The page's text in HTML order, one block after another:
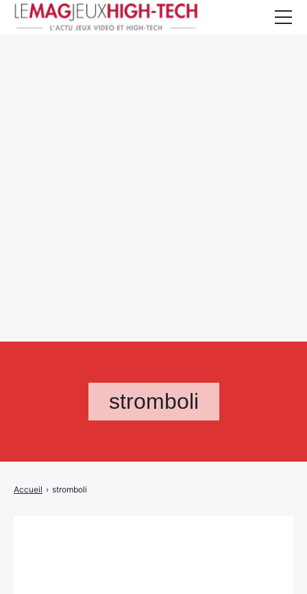
stromboli
Accueil › stromboli